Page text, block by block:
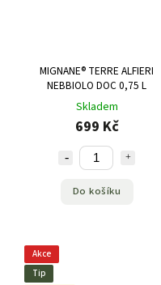
MIGNANE® TERRE ALFIERI
NEBBIOLO DOC 0,75 L
Skladem
699 Kč
Do košíku
Akce
Tip